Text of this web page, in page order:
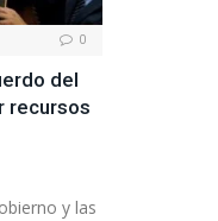
0
del
recursos
y las